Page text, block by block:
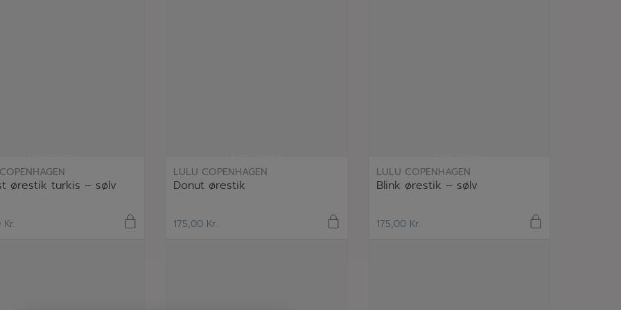
ørestik turkis – sølv
Kr.
LULU COPENHAGEN
Donut ørestik
175,00 Kr.
LULU COPENHAGEN
Blink ørestik – sølv
175,00 Kr.